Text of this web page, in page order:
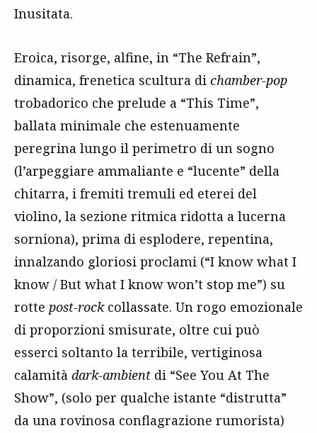
Inusitata.
Eroica, risorge, alfine, in “The Refrain”,
dinamica, frenetica scultura di chamber-pop
trobadorico che prelude a “This Time”,
ballata minimale che estenuamente
peregrina lungo il perimetro di un sogno
(l’arpeggiare ammaliante e “lucente” della
chitarra, i fremiti tremuli ed eterei del
violino, la sezione ritmica ridotta a lucerna
sorniona), prima di esplodere, repentina,
innalzando gloriosi proclami (“I know what I
know / But what I know won’t stop me”) su
rotte post-rockcollassate. Un rogo emozionale
di proporzioni smisurate, oltre cui può
esserci soltanto la terribile, vertiginosa
calamità dark-ambient di “See You At The
Show”, (solo per qualche istante “distrutta”
da una rovinosa conflagrazione rumorista)